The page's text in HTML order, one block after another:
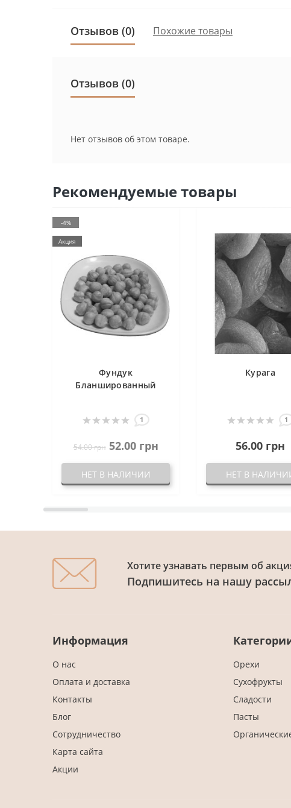
Отзывов (0) Похожие товары
Отзывов (0)
Нет отзывов об этом товаре.
Рекомендуемые товары
-4%
Акция
Фундук
Бланшированный
1
54.00 грн 52.00 грн
НЕТ В НАЛИЧИИ
Курага
1
56.00 грн
НЕТ В
Хотите узнавать первым об
Подпишитесь на нашу
Информация
О нас
Оплата и доставка
Контакты
Блог
Сотрудничество
Карта сайта
Акции
Орехи
Сухофрукты
Сладости
Пасты